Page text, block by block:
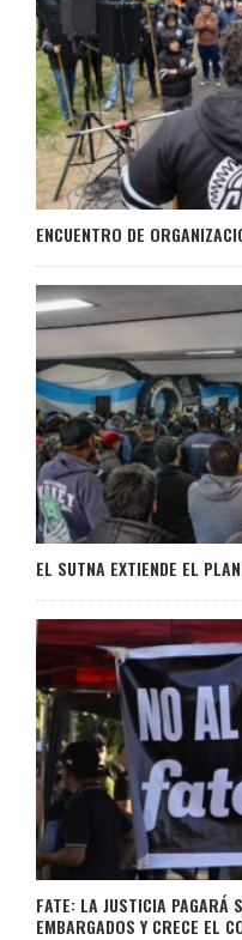
ENCUENTRO DE
EL SUTNA EXTIENDE EL
FATE: LA JUSTICIA PAGARÁ
EMBARGADOS Y CRECE EL